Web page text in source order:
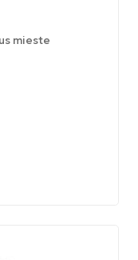
mieste